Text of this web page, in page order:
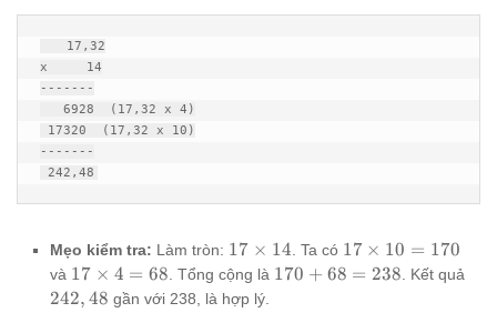
14
x     14
-------
-------
242,48
Mẹo kiểm tra: Làm tròn: 17
\times
14
17 × 14 . Ta có 17
\times
17 × 10 = 170
và 17
\times
17 × 4 = 68 . Tổng cộng là 170
170 + 68 = 238 . Kết quả
242, 48 gần với 238, là hợp lý.